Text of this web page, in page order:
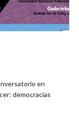
en
democracias